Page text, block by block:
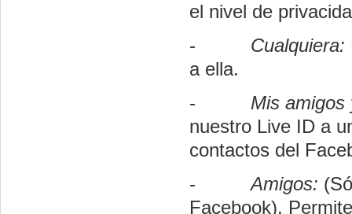
el nivel de
-
Cualquiera:
a ella.
-
Mis amigos
nuestro Live ID a
contactos del
-
Amigos:
Facebook).